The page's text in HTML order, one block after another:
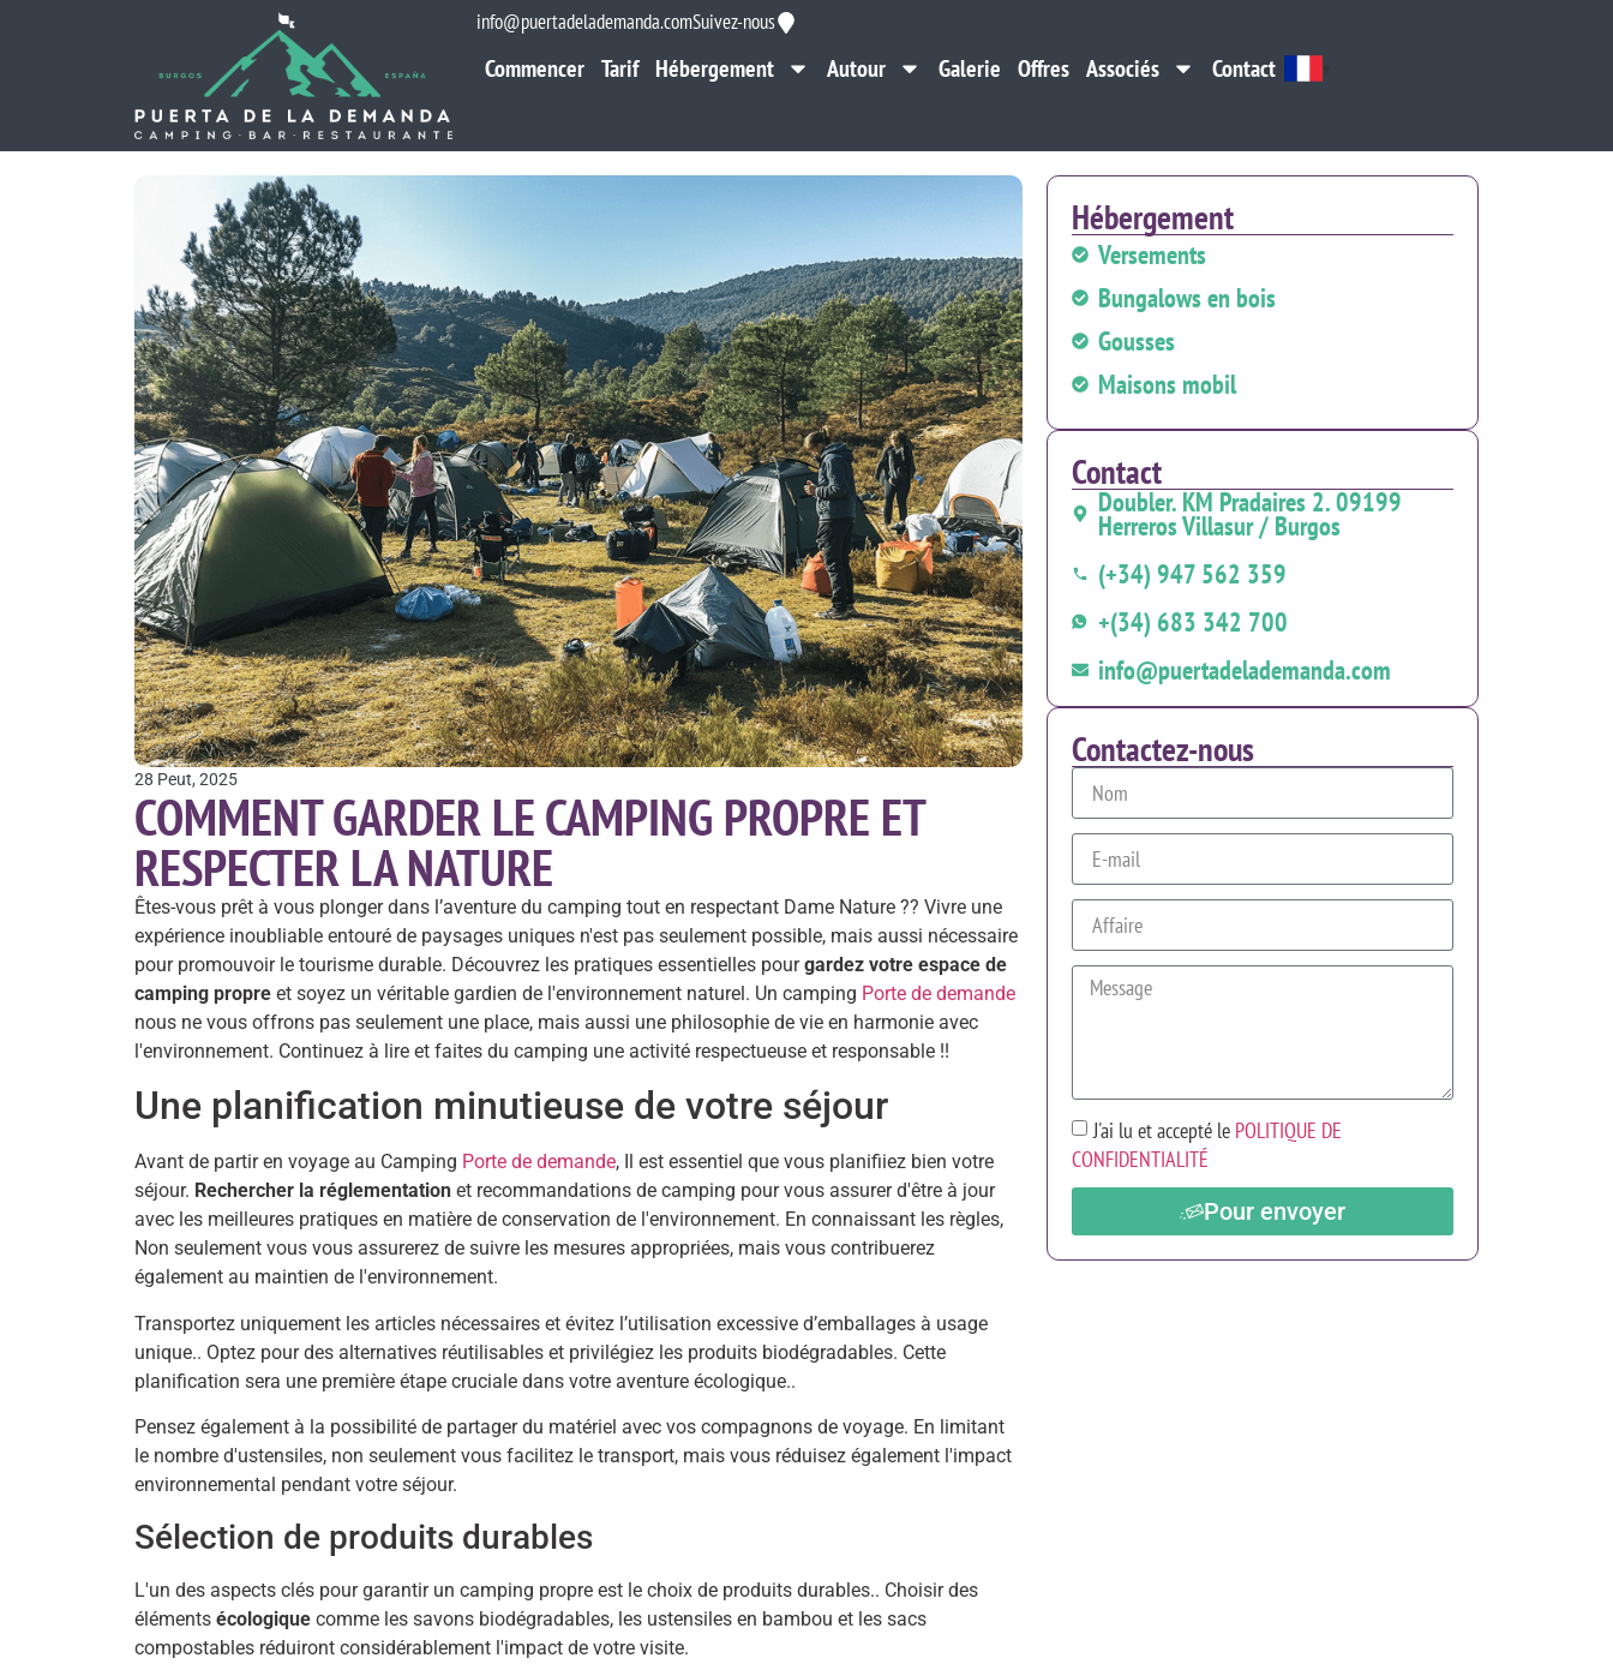
info@puertadelademanda.comSuivez-nous
Commencer Tarif Hébergement Autour Galerie Offres Associés
Contact
28 Peut, 2025
COMMENT GARDER LE CAMPING PROPRE ET
RESPECTER LA NATURE
Êtes-vous prêt à vous plonger dans l’aventure du camping tout en respectant Dame Nature ?? Vivre une
expérience inoubliable entouré de paysages uniques n'est pas seulement possible, mais aussi nécessaire
pour promouvoir le tourisme durable. Découvrez les pratiques essentielles pourgardez votre espace de
camping propre et soyez un véritable gardien de l'environnement naturel. Un camping Porte de demande
nous ne vous offrons pas seulement une place, mais aussi une philosophie de vie en harmonie avec
l'environnement. Continuez à lire et faites du camping une activité respectueuse et responsable !!
Une planification minutieuse de votre séjour
Avant de partir en voyage au Camping Porte de demande, Il est essentiel que vous planifiiez bien votre
séjour. Rechercher la réglementation et recommandations de camping pour vous assurer d'être à jour
avec les meilleures pratiques en matière de conservation de l'environnement. En connaissant les règles,
Non seulement vous vous assurerez de suivre les mesures appropriées, mais vous contribuerez
également au maintien de l'environnement.
Transportez uniquement les articles nécessaires et évitez l’utilisation excessive d’emballages à usage
unique.. Optez pour des alternatives réutilisables et privilégiez les produits biodégradables. Cette
planification sera une première étape cruciale dans votre aventure écologique..
Pensez également à la possibilité de partager du matériel avec vos compagnons de voyage. En limitant
le nombre d'ustensiles, non seulement vous facilitez le transport, mais vous réduisez également l'impact
environnemental pendant votre séjour.
Sélection de produits durables
L'un des aspects clés pour garantir un camping propre est le choix de produits durables.. Choisir des
éléments écologique comme les savons biodégradables, les ustensiles en bambou et les sacs
compostables réduiront considérablement l'impact de votre visite.
Hébergement
Versements
Bungalows en bois
Gousses
Maisons mobil
Contact
Doubler. KM Pradaires 2. 09199
Herreros Villasur / Burgos
(+34) 947 562 359
+(34) 683 342 700
info@puertadelademanda.com
Contactez-nous
J'ai lu et accepté le POLITIQUE DE
CONFIDENTIALITÉ
Pour envoyer